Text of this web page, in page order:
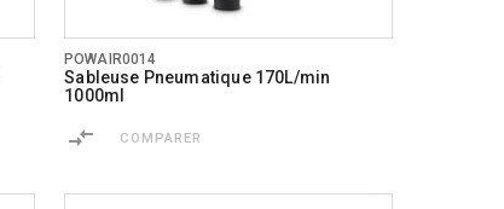
POWAIR0014
Sableuse Pneumatique 170L/min
1000ml
COMPARER